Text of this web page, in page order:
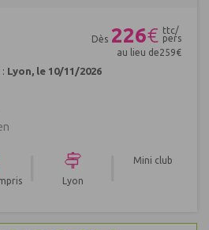
Dès 226€ ttc/
pers
au lieu de259€
Lyon, le 10/11/2026
Lyon
Mini club